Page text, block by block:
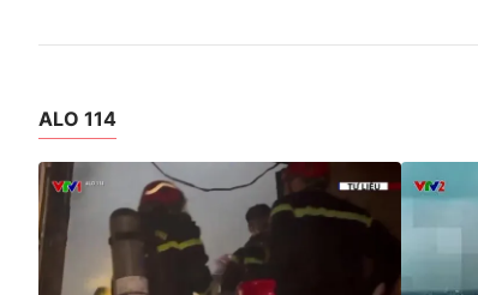
ALO 114